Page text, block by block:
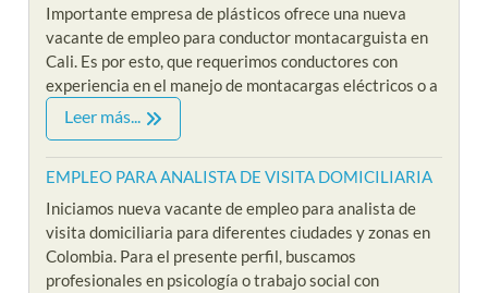
Importante empresa de plásticos ofrece una nueva
vacante de empleo para conductor montacarguista en
Cali. Es por esto, que requerimos conductores con
experiencia en el manejo de montacargas eléctricos o a
Leer más...
EMPLEO PARA ANALISTA DE VISITA DOMICILIARIA
Iniciamos nueva vacante de empleo para analista de
visita domiciliaria para diferentes ciudades y zonas en
Colombia. Para el presente perfil, buscamos
profesionales en psicología o trabajo social con